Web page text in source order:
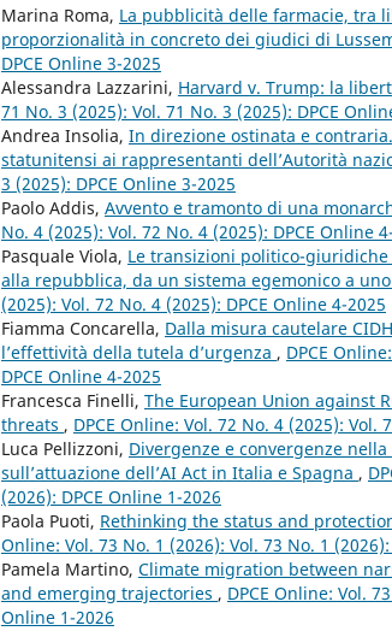
Marina Roma, La pubblicità delle farmacie, tra
proporzionalità in concreto dei giudici di
DPCE Online 3-2025
Alessandra Lazzarini, Harvard v. Trump: la
71 No. 3 (2025): Vol. 71 No. 3 (2025): DPCE
Andrea Insolia, In direzione ostinata e
statunitensi ai rappresentanti dell’Autorità
3 (2025): DPCE Online 3-2025
Paolo Addis, Avvento e tramonto di una
No. 4 (2025): Vol. 72 No. 4 (2025): DPCE Online
Pasquale Viola, Le transizioni politico-
alla repubblica, da un sistema egemonico a
(2025): Vol. 72 No. 4 (2025): DPCE Online 4-2025
Fiamma Concarella, Dalla misura cautelare
l’effettività della tutela d’urgenza , DPCE
DPCE Online 4-2025
Francesca Finelli, The European Union against
threats , DPCE Online: Vol. 72 No. 4 (2025): Vol.
Luca Pellizzoni, Divergenze e convergenze
sull’attuazione dell’AI Act in Italia e Spagna ,
(2026): DPCE Online 1-2026
Paola Puoti, Rethinking the status and
Online: Vol. 73 No. 1 (2026): Vol. 73 No. 1
Pamela Martino, Climate migration between
and emerging trajectories , DPCE Online: Vol.
Online 1-2026